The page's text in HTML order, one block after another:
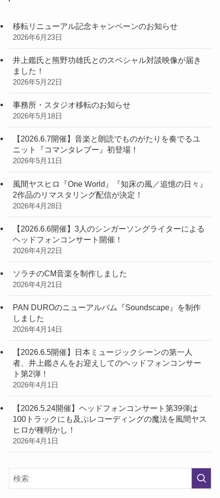
移転リニューアル記念キャンペーンのお知らせ
2026年6月23日
井上鑑氏と熊野功雄氏とのスペシャル対談映像が届き
ました！
2026年5月22日
事務所・スタジオ移転のお知らせ
2026年5月18日
【2026.6.7開催】音楽と朗読でものがたりを奏でるユ
ニット『コマンタレブー』初登場！
2026年5月11日
風間ヤスヒロ『One World』『知床の風／追憶の日々』
2作品のリマスタリング配信が決定！
2026年4月28日
【2026.6.6開催】3人のシンガーソングライターによる
ヘッドフォンコンサート開催！
2026年4月22日
ソラチのCM音楽を制作しました
2026年4月21日
PAN DUROのニューアルバム『Soundscape』を制作
しました
2026年4月14日
【2026.6.5開催】日本ミュージックシーンの第一人
者、井上鑑さんをお迎えしてのヘッドフォンコンサー
ト第2弾！
2026年4月1日
【2026.5.24開催】ヘッドフォンコンサート第39弾は
100トラックにも及ぶレコーディングの魔法を風間ヤス
ヒロが種明かし！
2026年4月1日